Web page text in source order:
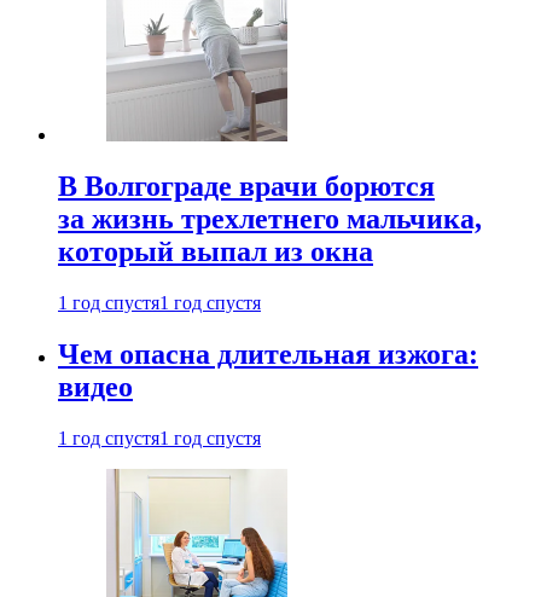
В Волгограде врачи борются
за жизнь трехлетнего мальчика,
который выпал из окна
1 год спустя1 год спустя
Чем опасна длительная изжога:
видео
1 год спустя1 год спустя